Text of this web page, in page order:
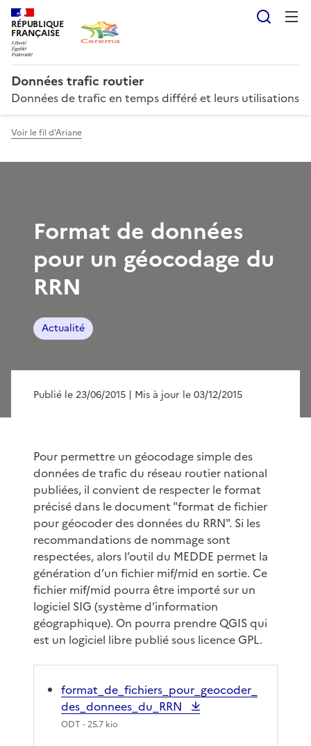
RÉPUBLIQUE
FRANÇAISE
Données trafic routier
Données de trafic en temps différé et leurs utilisations
Voir le fil d'Ariane
Format de données
pour un géocodage du
RRN
Actualité
Publié le 23/06/2015 | Mis à jour le 03/12/2015
Pour permettre un géocodage simple des
données de trafic du réseau routier national
publiées, il convient de respecter le format
précisé dans le document "format de fichier
pour géocoder des données du RRN". Si les
recommandations de nommage sont
respectées, alors l’outil du MEDDE permet la
génération d’un fichier mif/mid en sortie. Ce
fichier mif/mid pourra être importé sur un
logiciel SIG (système d’information
géographique). On pourra prendre QGIS qui
est un logiciel libre publié sous licence GPL.
format_de_fichiers_pour_geocoder_
des_donnees_du_RRN
ODT - 25.7 kio